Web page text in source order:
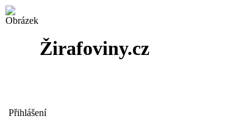
Žirafoviny.cz
Přihlášení